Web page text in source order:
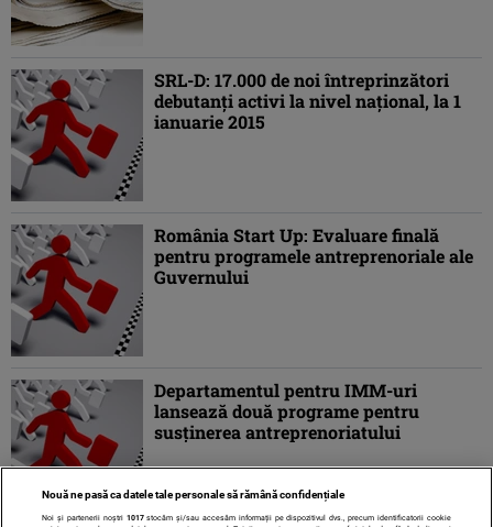
SRL-D: 17.000 de noi întreprinzători
debutanţi activi la nivel naţional, la 1
ianuarie 2015
România Start Up: Evaluare finală
pentru programele antreprenoriale ale
Guvernului
Departamentul pentru IMM-uri
lansează două programe pentru
susţinerea antreprenoriatului
Nouă ne pasă ca datele tale personale să rămână confidențiale
Noi și partenerii noștri 1017stocăm și/sau accesăm informații pe dispozitivul dvs., precum identificatorii cookie